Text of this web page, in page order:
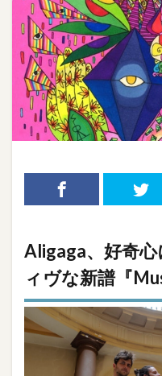
Aligaga、好奇
ィヴな新譜『